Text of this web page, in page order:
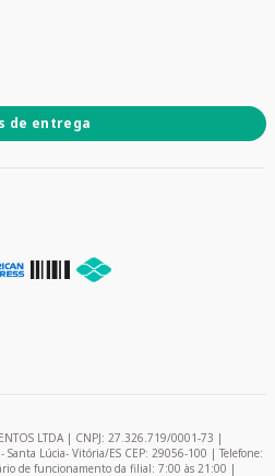
de entrega
LTDA | CNPJ: 27.326.719/0001-73 |
Lúcia- Vitória/ES CEP: 29056-100 | Telefone:
de funcionamento da filial: 7:00 às 21:00 |